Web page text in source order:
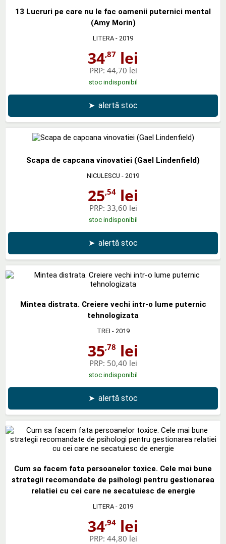
13 Lucruri pe care nu le fac oamenii puternici mental
(Amy Morin)
LITERA - 2019
34,87 lei
PRP: 44,70 lei
stoc indisponibil
➤ alertă stoc
Scapa de capcana vinovatiei (Gael Lindenfield)
NICULESCU - 2019
25,54 lei
PRP: 33,60 lei
stoc indisponibil
➤ alertă stoc
Mintea distrata. Creiere vechi intr-o lume puternic
tehnologizata
TREI - 2019
35,78 lei
PRP: 50,40 lei
stoc indisponibil
➤ alertă stoc
Cum sa facem fata persoanelor toxice. Cele mai bune
strategii recomandate de psihologi pentru gestionarea
relatiei cu cei care ne secatuiesc de energie
LITERA - 2019
34,94 lei
PRP: 44,80 lei